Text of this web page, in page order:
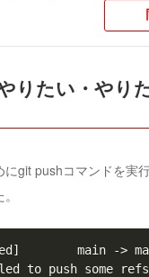
りたい・やり
にgit pushコマンドを実